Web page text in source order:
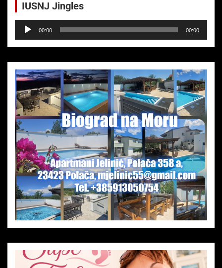
IUSNJ Jingles
Audio-
Player
00:00 00:00